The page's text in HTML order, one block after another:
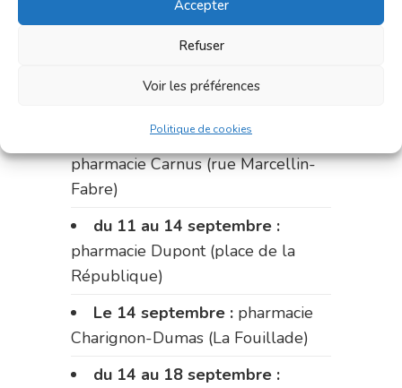
Accepter
Refuser
Voir les préférences
Politique de cookies
Bonnemaire (rue Saint-Jacques)
Du 31 août au 4 septembre :
pharmacie Charignon-Dumas (La
du 4 au 11 septembre :
pharmacie Carnus (rue Marcellin-
Fabre)
du 11 au 14 septembre :
pharmacie Dupont (place de la
République)
Le 14 septembre : pharmacie
Charignon-Dumas (La Fouillade)
du 14 au 18 septembre :